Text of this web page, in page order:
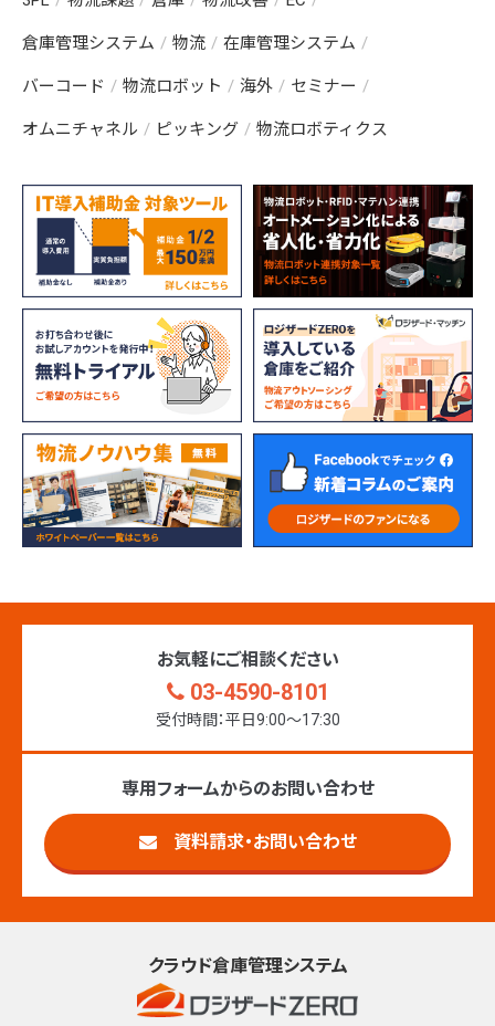
倉庫管理システム 物流 在庫管理システム
バーコード 物流ロボット 海外 セミナー
オムニチャネル ピッキング 物流ロボティクス
お気軽にご相談ください
03-4590-8101
受付時間：平日9:00〜17:30
専用フォームからのお問い合わせ
資料請求・お問い合わせ
クラウド倉庫管理システム